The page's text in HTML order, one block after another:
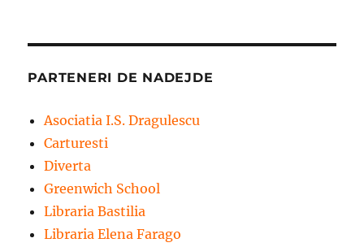
PARTENERI DE NADEJDE
Asociatia I.S. Dragulescu
Carturesti
Diverta
Greenwich School
Libraria Bastilia
Libraria Elena Farago